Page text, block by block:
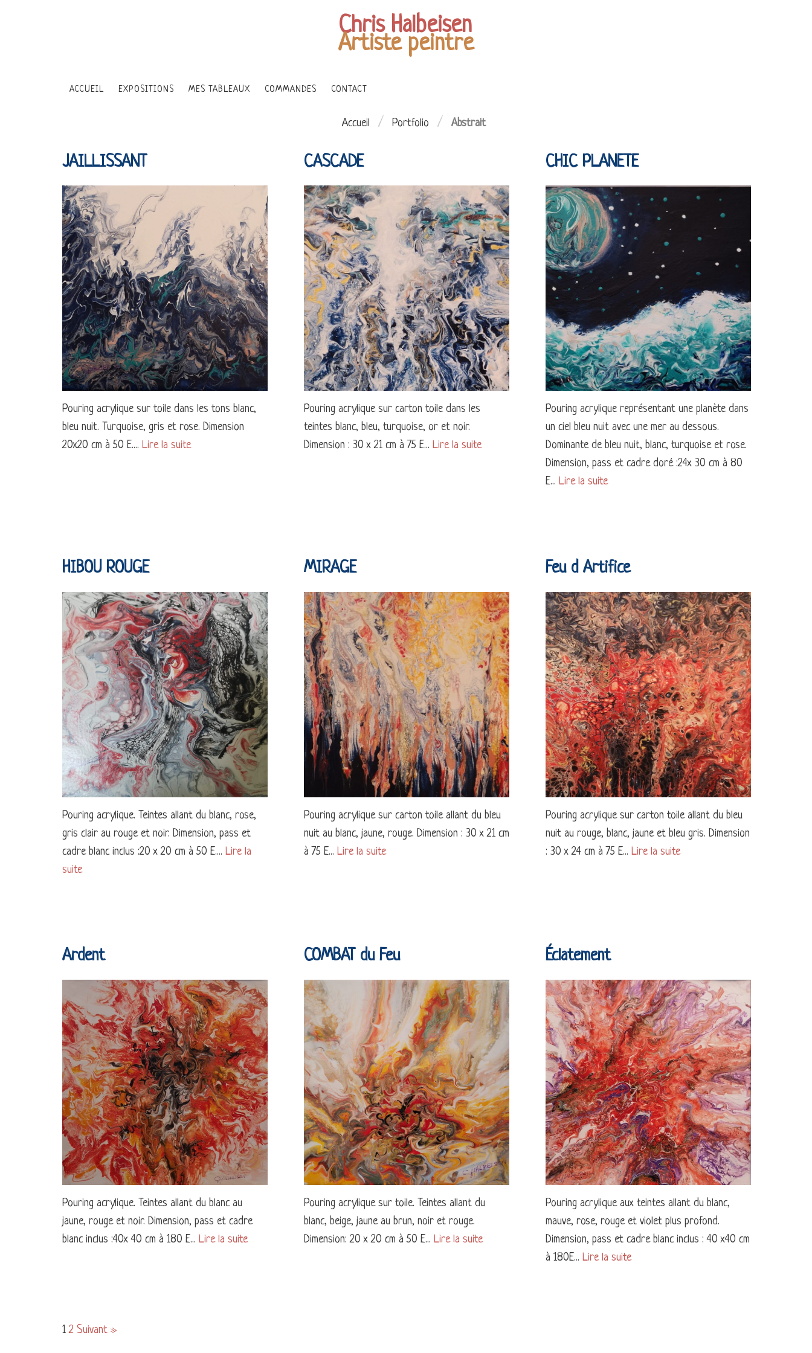
Chris Halbeisen
Artiste peintre
ACCUEIL EXPOSITIONS MES TABLEAUX
LES ENFANTS DE LA TERRE
LA DANSE
MARINE
ABSTRAIT
COMMANDES CONTACT
Accueil / Portfolio / Abstrait
JAILLISSANT
Pouring acrylique sur toile dans les tons blanc,
bleu nuit. Turquoise, gris et rose. Dimension
20x20 cm à 50 E.... Lire la suite
CASCADE
Pouring acrylique sur carton toile dans les
teintes blanc, bleu, turquoise, or et noir.
Dimension : 30 x 21 cm à 75 E... Lire la suite
CHIC PLANETE
Pouring acrylique représentant une planète dans
un ciel bleu nuit avec une mer au dessous.
Dominante de bleu nuit, blanc, turquoise et rose.
Dimension, pass et cadre doré :24x 30 cm à 80
E... Lire la suite
HIBOU ROUGE
Pouring acrylique. Teintes allant du blanc, rose,
gris clair au rouge et noir. Dimension, pass et
cadre blanc inclus :20 x 20 cm à 50 E.... Lire la
suite
MIRAGE
Pouring acrylique sur carton toile allant du bleu
nuit au blanc, jaune, rouge. Dimension : 30 x 21 cm
à 75 E... Lire la suite
Feu d Artifice
Pouring acrylique sur carton toile allant du bleu
nuit au rouge, blanc, jaune et bleu gris. Dimension
: 30 x 24 cm à 75 E... Lire la suite
Ardent
Pouring acrylique. Teintes allant du blanc au
jaune, rouge et noir. Dimension, pass et cadre
blanc inclus :40x 40 cm à 180 E... Lire la suite
COMBAT du Feu
Pouring acrylique sur toile. Teintes allant du
blanc, beige, jaune au brun, noir et rouge.
Dimension: 20 x 20 cm à 50 E... Lire la suite
Éclatement
Pouring acrylique aux teintes allant du blanc,
mauve, rose, rouge et violet plus profond.
Dimension, pass et cadre blanc inclus : 40 x40 cm
à 180E... Lire la suite
1 2 Suivant »